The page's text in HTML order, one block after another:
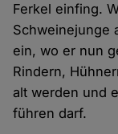
Ferkel einfing.
Schweinejunge
ein, wo er nun
Rindern,
alt werden und
führen darf.